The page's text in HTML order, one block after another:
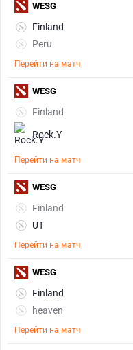
Finland
Peru
Перейти на матч
WESG
Finland
Rock.Y
Перейти на матч
WESG
Finland
UT
Перейти на матч
WESG
Finland
heaven
Перейти на матч
WESG